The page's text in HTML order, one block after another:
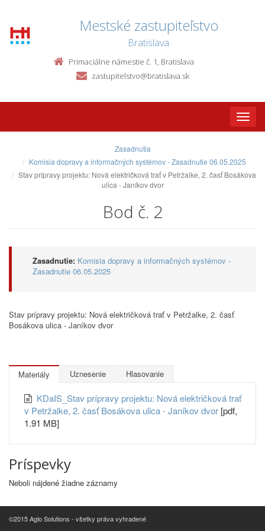
Mestské zastupiteľstvo
Bratislava
Primaciálne námestie č. 1, Bratislava
zastupitelstvo@bratislava.sk
Toggle
Zasadnutia
Komisia dopravy a informačných systémov - Zasadnutie 06.05.2025
Stav prípravy projektu: Nová električková trať v Petržalke, 2. časť Bosákova
ulica - Janíkov dvor
Bod č. 2
Zasadnutie: Komisia dopravy a informačných systémov -
Zasadnutie 06.05.2025
Stav prípravy projektu: Nová električková trať v Petržalke, 2. časť
Bosákova ulica - Janíkov dvor
Materiály Uznesenie Hlasovanie
KDaIS_Stav prípravy projektu: Nová električková trať
v Petržalke, 2. časť Bosákova ulica - Janíkov dvor [pdf,
1.91 MB]
Príspevky
Neboli nájdené žiadne záznamy
©2015 Aglo Solutions - všetky práva vyhradené